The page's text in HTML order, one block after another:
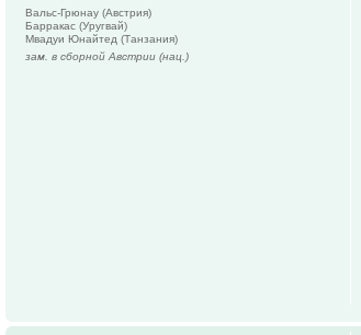
Вальс-Грюнау (Австрия)
Барракас (Уругвай)
Мвадуи Юнайтед (Танзания)
зам. в сборной Австрии (нац.)